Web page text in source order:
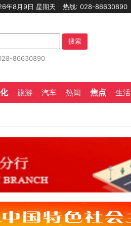
年8月9日 星期天 热线: 028-86630890
搜索
86630890
旅游 汽车 热闻 焦点 生活